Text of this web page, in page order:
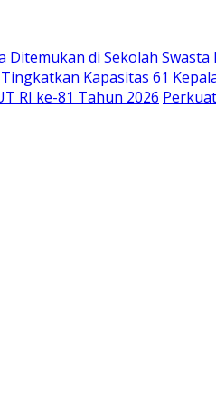
Ditemukan di Sekolah
Kapasitas 61
RI ke-81 Tahun 2026